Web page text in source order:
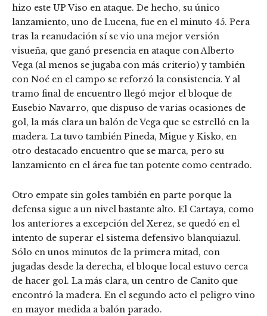
hizo este UP Viso en ataque. De hecho, su único
lanzamiento, uno de Lucena, fue en el minuto 45. Pera
tras la reanudación sí se vio una mejor versión
visueña, que ganó presencia en ataque con Alberto
Vega (al menos se jugaba con más criterio) y también
con Noé en el campo se reforzó la consistencia. Y al
tramo final de encuentro llegó mejor el bloque de
Eusebio Navarro, que dispuso de varias ocasiones de
gol, la más clara un balón de Vega que se estrelló en la
madera. La tuvo también Pineda, Migue y Kisko, en
otro destacado encuentro que se marca, pero su
lanzamiento en el área fue tan potente como centrado.
Otro empate sin goles también en parte porque la
defensa sigue a un nivel bastante alto. El Cartaya, como
los anteriores a excepción del Xerez, se quedó en el
intento de superar el sistema defensivo blanquiazul.
Sólo en unos minutos de la primera mitad, con
jugadas desde la derecha, el bloque local estuvo cerca
de hacer gol. La más clara, un centro de Canito que
encontró la madera. En el segundo acto el peligro vino
en mayor medida a balón parado.